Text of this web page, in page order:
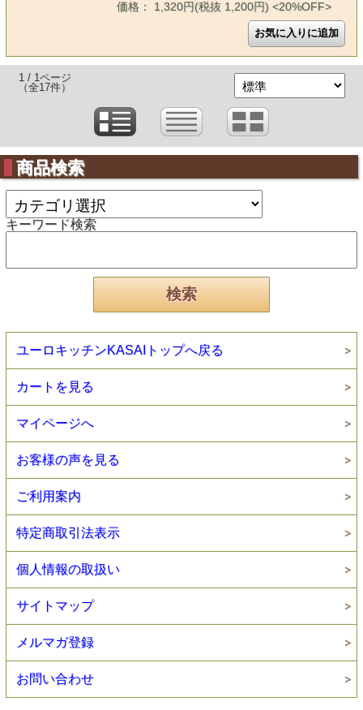
価格： 1,320円(税抜 1,200円) <20%OFF>
1 / 1ページ
（全17件）
商品検索
キーワード検索
ユーロキッチンKASAIトップへ戻る
カートを見る
マイページへ
お客様の声を見る
ご利用案内
特定商取引法表示
個人情報の取扱い
サイトマップ
メルマガ登録
お問い合わせ